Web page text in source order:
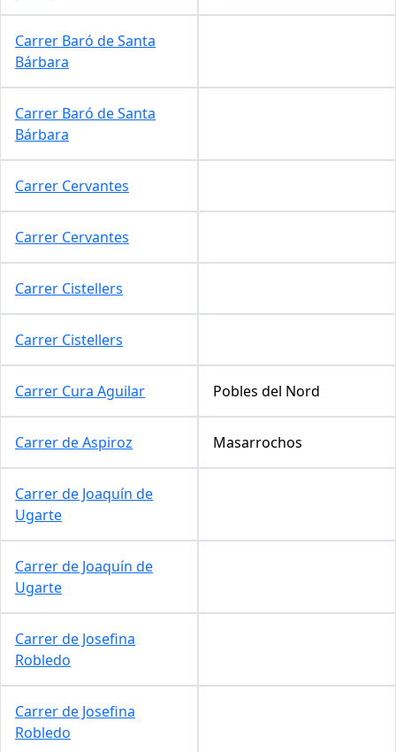
Carrer Baró de Santa
Bárbara
Carrer Baró de Santa
Bárbara
Carrer Cervantes
Carrer Cervantes
Carrer Cistellers
Carrer Cistellers
Carrer Cura Aguilar Pobles del Nord
Carrer de Aspiroz Masarrochos
Carrer de Joaquín de
Ugarte
Carrer de Joaquín de
Ugarte
Carrer de Josefina
Robledo
Carrer de Josefina
Robledo